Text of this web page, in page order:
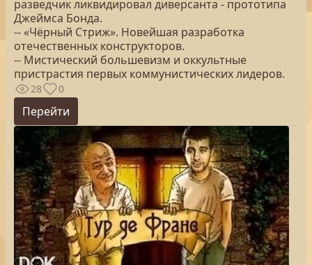
разведчик ликвидировал диверсанта - прототипа
Джеймса Бонда.
-- «Чёрный Стриж». Новейшая разработка
отечественных конструкторов.
-- Мистический большевизм и оккультные
пристрастия первых коммунистических лидеров.
28 0
Перейти